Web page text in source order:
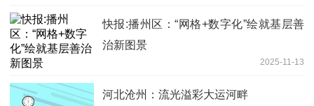
快报:播州区：“网格+数字化”绘就基层善
治新图景
2025-11-13
河北沧州：流光溢彩大运河畔